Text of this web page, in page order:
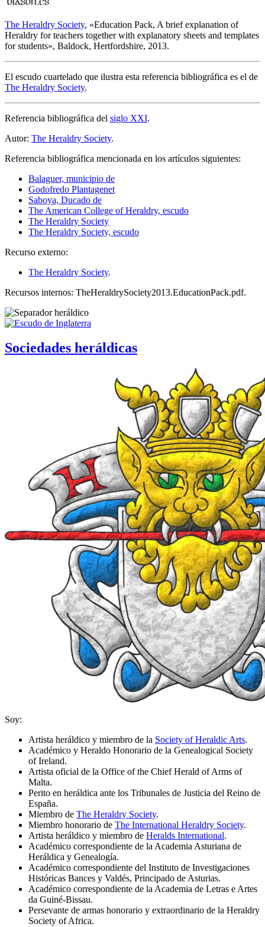
The Heraldry Society, «Education Pack, A brief explanation of
Heraldry for teachers together with explanatory sheets and templates
for students», Baldock, Hertfordshire, 2013.
El escudo cuartelado que ilustra esta referencia bibliográfica es el de
The Heraldry Society.
Referencia bibliográfica del siglo XXI.
Autor: The Heraldry Society.
Referencia bibliográfica mencionada en los artículos siguientes:
Balaguer, municipio de
Godofredo Plantagenet
Saboya, Ducado de
The American College of Heraldry, escudo
The Heraldry Society
The Heraldry Society, escudo
Recurso externo:
The Heraldry Society.
Recursos internos: TheHeraldrySociety2013.EducationPack.pdf.
Sociedades heráldicas
Soy:
Artista heráldico y miembro de la Society of Heraldic Arts.
Académico y Heraldo Honorario de la Genealogical Society
of Ireland.
Artista oficial de la Office of the Chief Herald of Arms of
Malta.
Perito en heráldica ante los Tribunales de Justicia del Reino de
España.
Miembro de The Heraldry Society.
Miembro honorario de The International Heraldry Society.
Artista heráldico y miembro de Heralds International.
Académico correspondiente de la Academia Asturiana de
Heráldica y Genealogía.
Académico correspondiente del Instituto de Investigaciones
Históricas Bances y Valdés, Principado de Asturias.
Académico correspondiente de la Academia de Letras e Artes
da Guiné-Bissau.
Persevante de armas honorario y extraordinario de la Heraldry
Society of Africa.